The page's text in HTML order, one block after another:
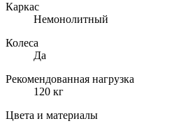
Каркас
Немонолитный
Колеса
Да
Рекомендованная нагрузка
120 кг
Цвета и материалы